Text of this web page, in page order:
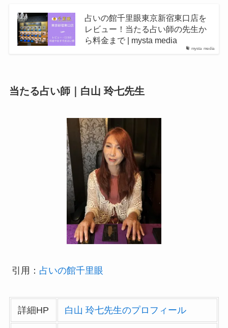
mysta media
占いの館千里眼東京新宿東口店を
レビュー！当たる占い師の先生か
ら料金まで | mysta media
当たる占い師｜白山 玲七先生
引用： 占いの館千里眼
詳細HP 白山 玲七先生のプロフィール